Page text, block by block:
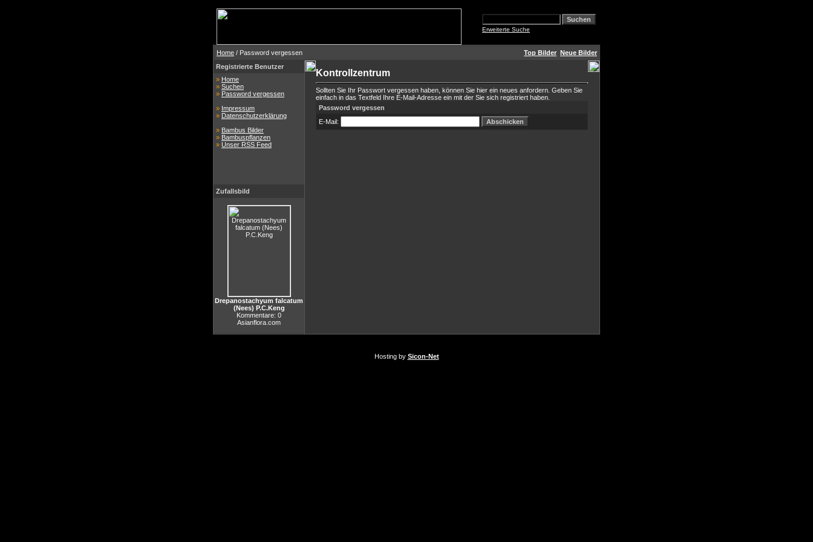
Erweiterte Suche
Home / Password vergessen Top Bilder Neue Bilder
Registrierte Benutzer
» Home
» Suchen
» Password vergessen
» Impressum
» Datenschutzerklärung
» Bambus Bilder
» Bambuspflanzen
» Unser RSS Feed
Zufallsbild
Drepanostachyum falcatum
(Nees) P.C.Keng
Kommentare: 0
Asianflora.com
Kontrollzentrum
Sollten Sie Ihr Passwort vergessen haben, können Sie hier ein neues anfordern. Geben Sie
einfach in das Textfeld Ihre E-Mail-Adresse ein mit der Sie sich registriert haben.
Password vergessen
E-Mail:
Hosting by Sicon-Net